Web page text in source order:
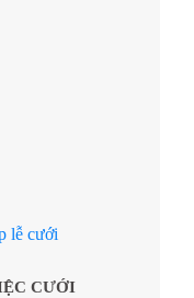
lễ cưới
CƯỚI